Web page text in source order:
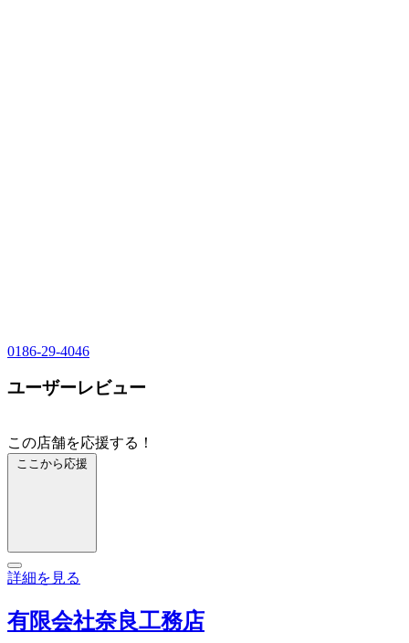
0186-29-4046
ユーザーレビュー
この店舗を応援する！
ここから応援
詳細を見る
有限会社奈良工務店